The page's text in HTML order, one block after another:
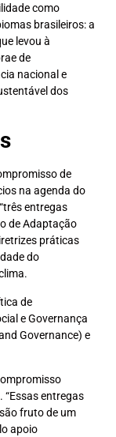
como
brasileiros: a
levou à
de
nacional e
dos
de
na agenda do
entregas
de Adaptação
práticas
do
de
e Governança
Governance) e
“Essas entregas
fruto de um
apoio